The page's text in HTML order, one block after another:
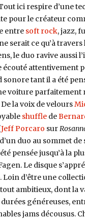
ici respire d’une
pour le créateur
entre soft rock, jazz,
serait ce qu’à
le duo ravive aussi
écouté attentivement
tant il a été
voiture parfaitement
la voix de velours
shufflede
Jeff Porcaro sur
duo au sommet
pensée jusqu’à la
Le disque
Loin d’être une
ambitieux, dont la
généreuses,
jams décousus.